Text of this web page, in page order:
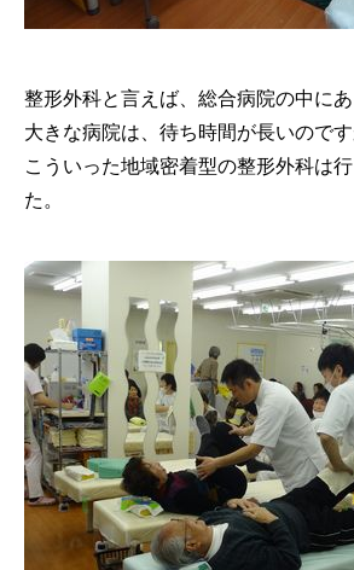
整形外科と言えば、総合病院の中にあ
大きな病院は、待ち時間が長いのです
こういった地域密着型の整形外科は
た。